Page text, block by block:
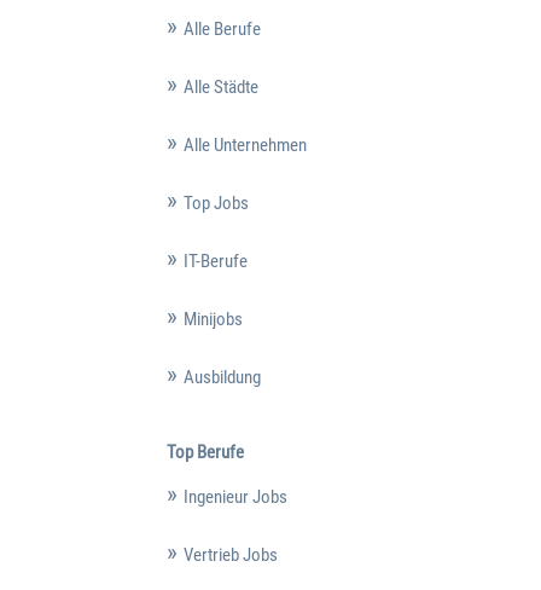
Alle Berufe
Alle Städte
Alle Unternehmen
Top Jobs
IT-Berufe
Minijobs
Ausbildung
Top Berufe
Ingenieur Jobs
Vertrieb Jobs